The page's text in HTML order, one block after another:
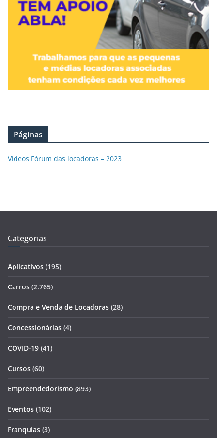
Páginas
Vídeos Fórum das locadoras – 2023
Categorias
Aplicativos (195)
Carros (2.765)
Compra e Venda de Locadoras (28)
Concessionárias (4)
COVID-19 (41)
Cursos (60)
Empreendedorismo (893)
Eventos (102)
Franquias (3)